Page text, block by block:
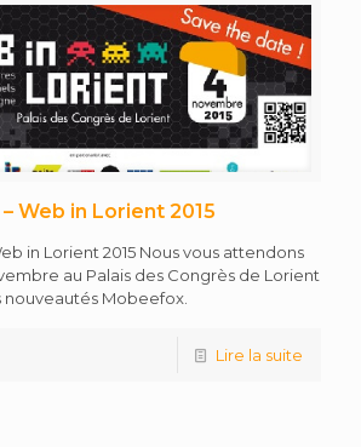
Web in Lorient 2015
in Lorient 2015 Nous vous attendons
au Palais des Congrès de Lorient
Mobeefox.
Lire la suite